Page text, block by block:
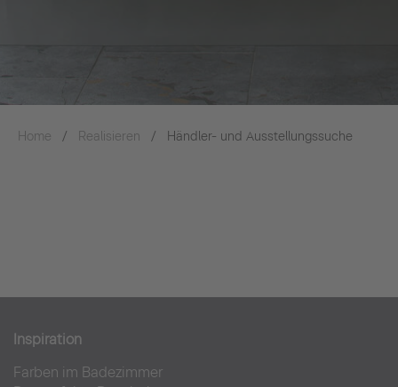
Home Realisieren Händler- und Ausstellungssuche
Inspiration
Farben im Badezimmer